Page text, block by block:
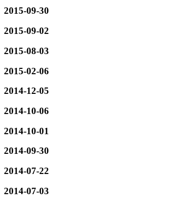
2015-09-30
2015-09-02
2015-08-03
2015-02-06
2014-12-05
2014-10-06
2014-10-01
2014-09-30
2014-07-22
2014-07-03